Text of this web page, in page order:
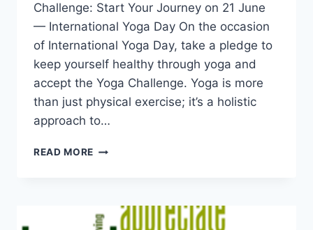
Challenge: Start Your Journey on 21 June
— International Yoga Day On the occasion
of International Yoga Day, take a pledge to
keep yourself healthy through yoga and
accept the Yoga Challenge. Yoga is more
than just physical exercise; it’s a holistic
approach to…
READ MORE YOGA
JOURNEY
ON